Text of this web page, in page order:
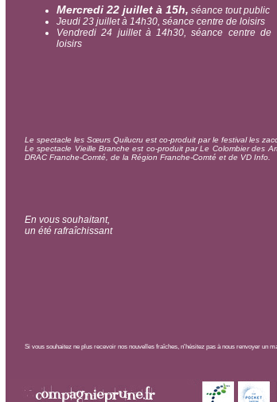
Mercredi 22 juillet à 15h, séance tout public
Jeudi 23 juillet à 14h30, séance centre de loisirs
Vendredi 24 juillet à 14h30, séance centre de
loisirs
Le spectacle les Sœurs Quilucru est co-produit par le festival les
Le spectacle Vieille Branche est co-produit par Le Colombier des
DRAC Franche-Comté, de la Région Franche-Comté et de VD Info.
En vous souhaitant,
un été rafraîchissant
Si vous souhaitez ne plus recevoir nos nouvelles fraîches, n'hésitez pas à nous renvoyer un